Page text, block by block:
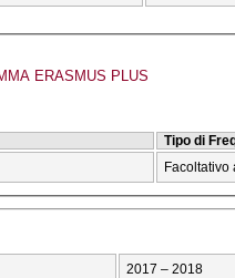
ERASMUS PLUS
Tipo di
Facoltativo
2017 – 2018